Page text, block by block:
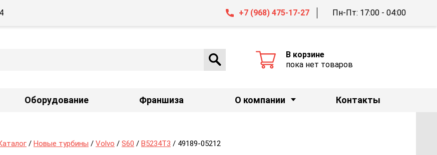
Оборудование Франшиза О компании Контакты
+7 (968) 475-17-27 Пн-Пт: 17:00 - 04:00
В корзине
пока нет товаров
/ Новые турбины / Volvo / S60 / B5234T3 / 49189-05212